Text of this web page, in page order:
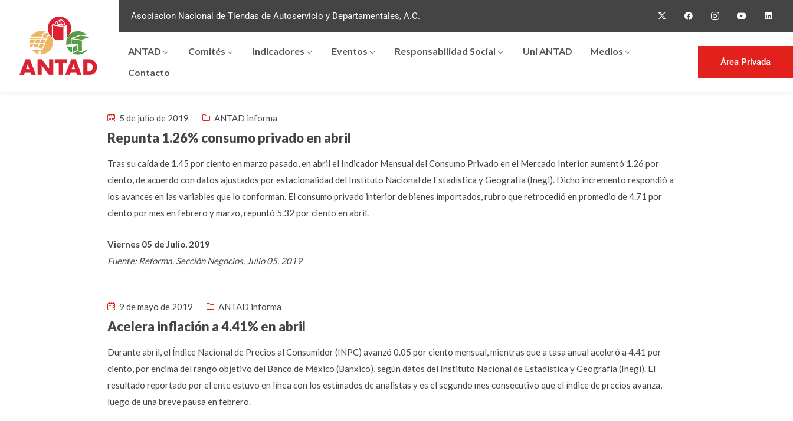
Asociacion Nacional de Tiendas de Autoservicio y Departamentales, A.C.
ANTAD Comités Indicadores Eventos Responsabilidad Social Uni ANTAD
Medios
Contacto
Área Privada
5 de julio de 2019 ANTAD informa
Repunta 1.26% consumo privado en abril
Tras su caída de 1.45 por ciento en marzo pasado, en abril el Indicador Mensual del Consumo Privado en el Mercado Interior aumentó 1.26 por
ciento, de acuerdo con datos ajustados por estacionalidad del Instituto Nacional de Estadística y Geografía (Inegi). Dicho incremento respondió a
los avances en las variables que lo conforman. El consumo privado interior de bienes importados, rubro que retrocedió en promedio de 4.71 por
ciento por mes en febrero y marzo, repuntó 5.32 por ciento en abril.
Viernes 05 de Julio, 2019
Fuente: Reforma, Sección Negocios, Julio 05, 2019
9 de mayo de 2019 ANTAD informa
Acelera inflación a 4.41% en abril
Durante abril, el Índice Nacional de Precios al Consumidor (INPC) avanzó 0.05 por ciento mensual, mientras que a tasa anual aceleró a 4.41 por
ciento, por encima del rango objetivo del Banco de México (Banxico), según datos del Instituto Nacional de Estadística y Geografía (Inegi). El
resultado reportado por el ente estuvo en línea con los estimados de analistas y es el segundo mes consecutivo que el índice de precios avanza,
luego de una breve pausa en febrero.